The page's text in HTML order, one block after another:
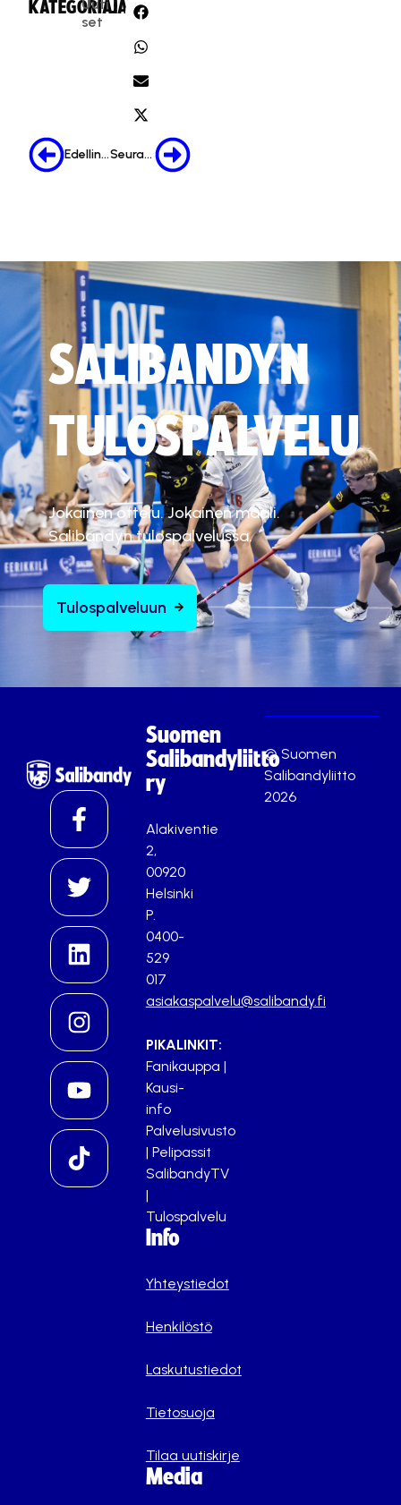
KATEGORIA:
Uuti
set
JAA:
Edellinen Seuraava
SALIBANDYN
TULOSPALVELU
Jokainen ottelu. Jokainen maali.
Salibandyn tulospalvelussa.
Tulospalveluun
Suomen
Salibandyliitto
ry
Alakiventie
2,
00920
Helsinki
P.
0400-
529
017
asiakaspalvelu@salibandy.fi
PIKALINKIT:
Fanikauppa |
Kausi-
info
Palvelusivusto
| Pelipassit
SalibandyTV
|
Tulospalvelu
Info
Yhteystiedot
Henkilöstö
Laskutustiedot
Tietosuoja
Tilaa uutiskirje
Media
© Suomen
Salibandyliitto
2026